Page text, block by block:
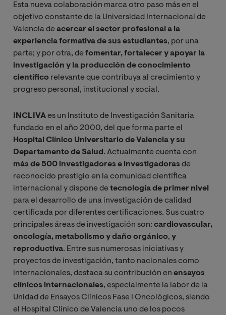
Esta nueva colaboración marca otro paso más en el
objetivo constante de la Universidad Internacional de
Valencia deacercar el sector profesional a la
experiencia formativa de sus estudiantes, por una
parte; y por otra, defomentar, fortalecer y apoyar la
investigación y la producción de conocimiento
científico relevante que contribuya al crecimiento y
progreso personal, institucional y social.
INCLIVAes un Instituto de Investigación Sanitaria
fundado en el año 2000, del que forma parte el
Hospital Clínico Universitario de Valencia y su
Departamento de Salud . Actualmente cuenta con
más de 500 investigadores e investigadoras de
reconocido prestigio en la comunidad científica
internacional y dispone detecnología de primer nivel
para el desarrollo de una investigación de calidad
certificada por diferentes certificaciones. Sus cuatro
principales áreas de investigación son: cardiovascular,
oncología, metabolismo y daño orgánico, y
reproductiva. Entre sus numerosas iniciativas y
proyectos de investigación, tanto nacionales como
internacionales, destaca su contribución en ensayos
clínicos internacionales, especialmente la labor de la
Unidad de Ensayos Clínicos Fase I Oncológicos, siendo
el Hospital Clínico de Valencia uno de los pocos